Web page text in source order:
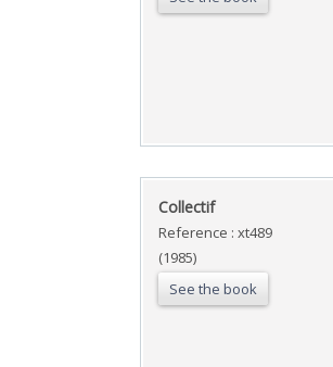
‎Collectif‎
Reference : xt489
(1985)
See the book